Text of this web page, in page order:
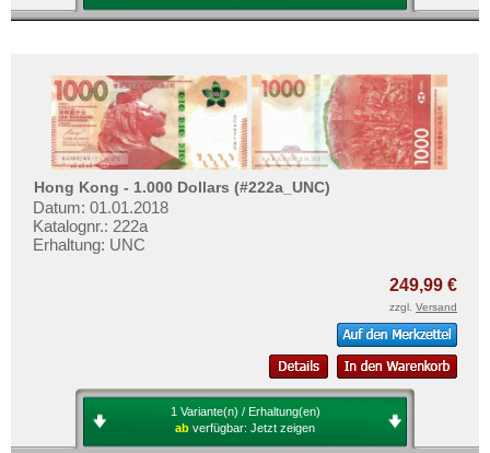
Hong Kong - 1.000 Dollars (#222a_UNC)
Datum: 01.01.2018
Katalognr.: 222a
Erhaltung: UNC
249,99 €
zzgl. Versand
1 Variante(n) / Erhaltung(en)
ab verfügbar: Jetzt zeigen